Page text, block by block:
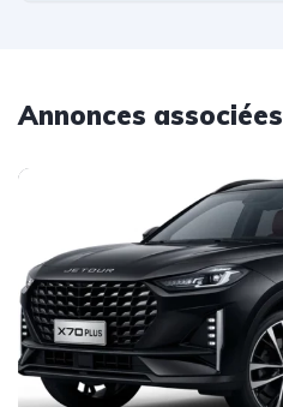
Annonces associées